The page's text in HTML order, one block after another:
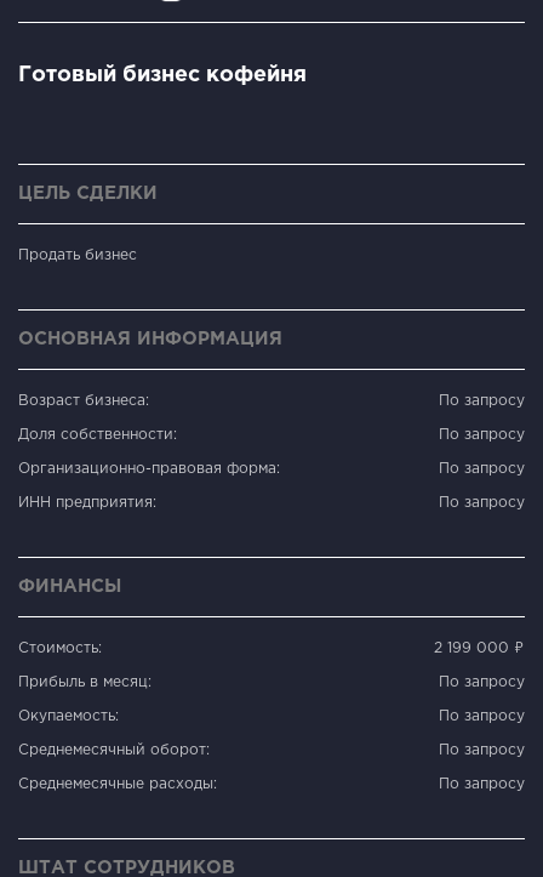
Готовый бизнес кофейня
ЦЕЛЬ СДЕЛКИ
Продать бизнес
ОСНОВНАЯ ИНФОРМАЦИЯ
Возраст бизнеса: По запросу
Доля собственности: По запросу
Организационно-правовая форма: По запросу
ИНН предприятия: По запросу
ФИНАНСЫ
Стоимость: 2 199 000 ₽
Прибыль в месяц: По запросу
Окупаемость: По запросу
Среднемесячный оборот: По запросу
Среднемесячные расходы: По запросу
ШТАТ СОТРУДНИКОВ